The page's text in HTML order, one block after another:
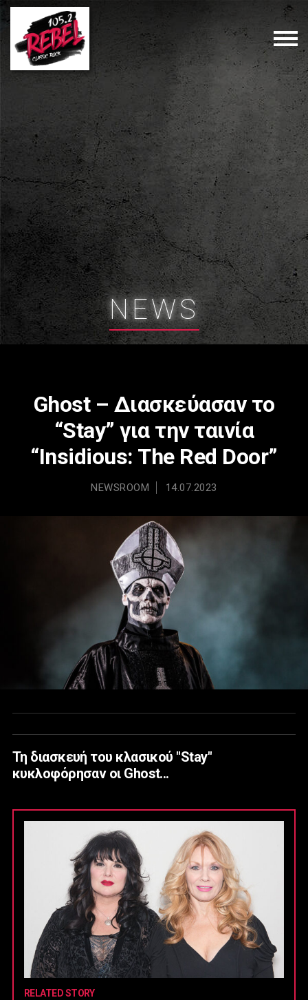
NEWS
Ghost – Διασκεύασαν το
“Stay” για την ταινία
“Insidious: The Red Door”
NEWSROOM 14.07.2023
Τη διασκευή του κλασικού "Stay"
κυκλοφόρησαν οι Ghost...
RELATED STORY